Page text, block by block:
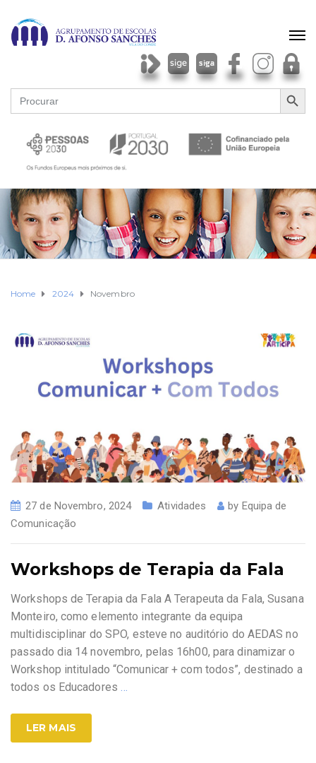
Search
for:
SEARCH
Home 2024 Novembro
27 de Novembro, 2024 Atividades by Equipa de
Comunicação
Workshops de Terapia da Fala
Workshops de Terapia da Fala A Terapeuta da Fala, Susana
Monteiro, como elemento integrante da equipa
multidisciplinar do SPO, esteve no auditório do AEDAS no
passado dia 14 novembro, pelas 16h00, para dinamizar o
Workshop intitulado “Comunicar + com todos”, destinado a
todos os Educadores…
LER MAIS